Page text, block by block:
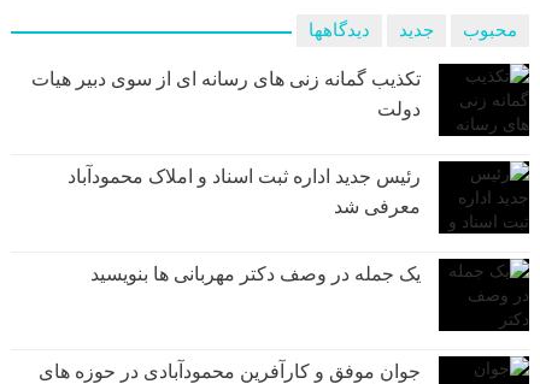
محبوب جدید دیدگاهها
تکذیب گمانه زنی های رسانه ای از سوی دبیر هیات
دولت
رئیس جدید اداره ثبت اسناد و املاک محمودآباد
معرفی شد
یک جمله در وصف دکتر مهربانی ها بنویسید
جوان موفق و کارآفرین محمودآبادی در حوزه های